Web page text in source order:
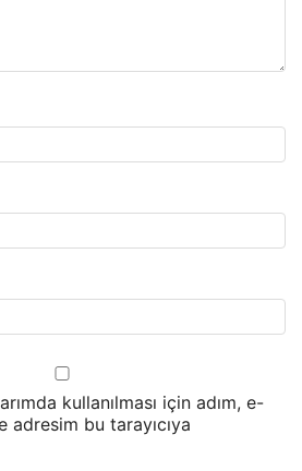
kullanılması için adım, e-
bu tarayıcıya